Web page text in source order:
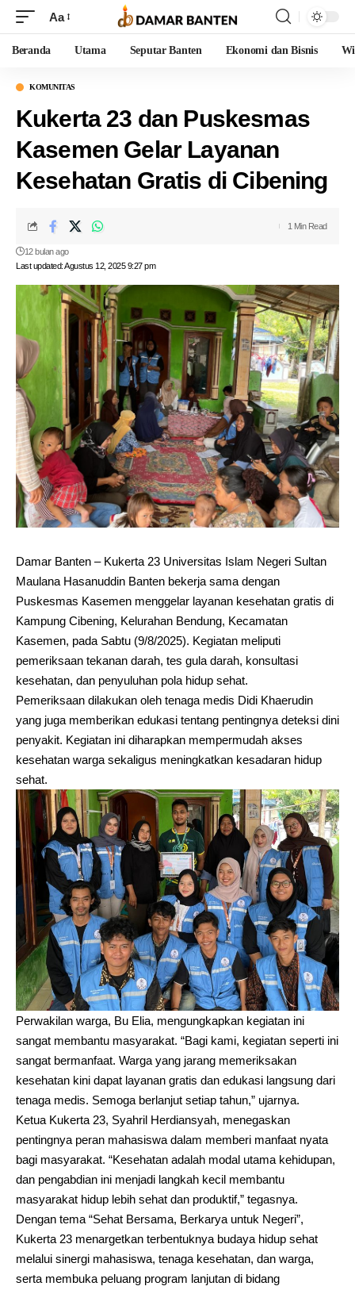
Aa
Beranda Utama Seputar Banten Ekonomi dan Bisnis
KOMUNITAS
Kukerta 23 dan Puskesmas
Kasemen Gelar Layanan
Kesehatan Gratis di Cibening
Last updated: Agustus 12, 2025 9:27 pm
12 bulan ago
1 Min Read
Damar Banten – Kukerta 23 Universitas Islam Negeri Sultan
Maulana Hasanuddin Banten bekerja sama dengan
Puskesmas Kasemen menggelar layanan kesehatan gratis di
Kampung Cibening, Kelurahan Bendung, Kecamatan
Kasemen, pada Sabtu (9/8/2025). Kegiatan meliputi
pemeriksaan tekanan darah, tes gula darah, konsultasi
kesehatan, dan penyuluhan pola hidup sehat.
Pemeriksaan dilakukan oleh tenaga medis Didi Khaerudin
yang juga memberikan edukasi tentang pentingnya deteksi dini
penyakit. Kegiatan ini diharapkan mempermudah akses
kesehatan warga sekaligus meningkatkan kesadaran hidup
sehat.
Perwakilan warga, Bu Elia, mengungkapkan kegiatan ini
sangat membantu masyarakat. “Bagi kami, kegiatan seperti ini
sangat bermanfaat. Warga yang jarang memeriksakan
kesehatan kini dapat layanan gratis dan edukasi langsung dari
tenaga medis. Semoga berlanjut setiap tahun,” ujarnya.
Ketua Kukerta 23, Syahril Herdiansyah, menegaskan
pentingnya peran mahasiswa dalam memberi manfaat nyata
bagi masyarakat. “Kesehatan adalah modal utama kehidupan,
dan pengabdian ini menjadi langkah kecil membantu
masyarakat hidup lebih sehat dan produktif,” tegasnya.
Dengan tema “Sehat Bersama, Berkarya untuk Negeri”,
Kukerta 23 menargetkan terbentuknya budaya hidup sehat
melalui sinergi mahasiswa, tenaga kesehatan, dan warga,
serta membuka peluang program lanjutan di bidang